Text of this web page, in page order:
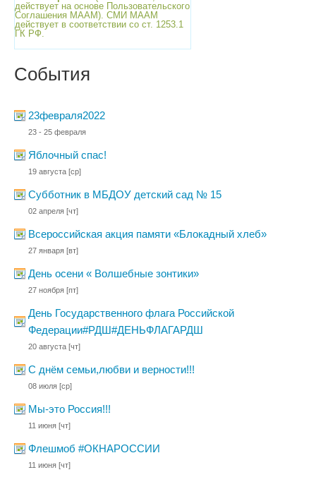
действует на основе Пользовательского
Соглашения МААМ). СМИ МААМ
действует в соответствии со ст. 1253.1
ГК РФ.
События
23февраля2022
23 - 25 февраля
Яблочный спас!
19 августа [ср]
Субботник в МБДОУ детский сад № 15
02 апреля [чт]
Всероссийская акция памяти «Блокадный хлеб»
27 января [вт]
День осени « Волшебные зонтики»
27 ноября [пт]
День Государственного флага Российской
Федерации#РДШ#ДЕНЬФЛАГАРДШ
20 августа [чт]
С днём семьи,любви и верности!!!
08 июля [ср]
Мы-это Россия!!!
11 июня [чт]
Флешмоб #ОКНАРОССИИ
11 июня [чт]